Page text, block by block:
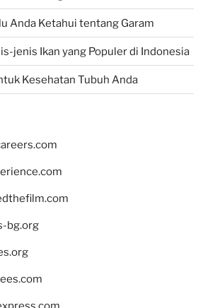
Anda Ketahui tentang Garam
jenis Ikan yang Populer di Indonesia
Kesehatan Tubuh Anda
bg.org